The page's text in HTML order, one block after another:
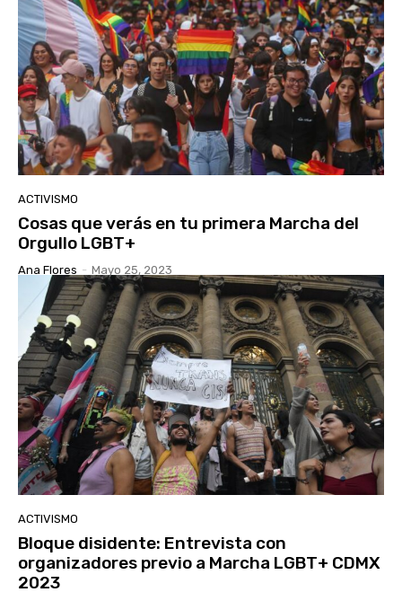
ACTIVISMO
Cosas que verás en tu primera Marcha del
Orgullo LGBT+
Ana Flores - Mayo 25, 2023
ACTIVISMO
Bloque disidente: Entrevista con
organizadores previo a Marcha LGBT+ CDMX
2023